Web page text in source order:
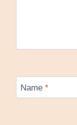
Name *